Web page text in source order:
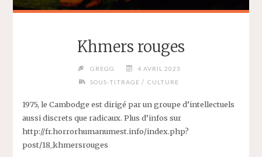
Khmers rouges
GREGG
4 AVRIL 2023
SOUS-TITRAGE / CULTURE
1975, le Cambodge est dirigé par un groupe d’intellectuels
aussi discrets que radicaux. Plus d’infos sur
http://fr.horrorhumanumest.info/index.php?
post/18_khmersrouges